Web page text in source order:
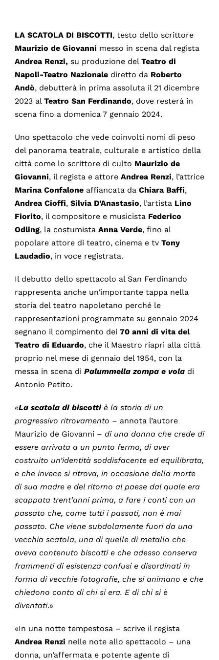
LA SCATOLA DI BISCOTTI, testo dello scrittore
Maurizio de Giovanni messo in scena dal regista
Andrea Renzi, su produzione del Teatro di
Napoli-Teatro Nazionalediretto daRoberto
Andò, debutterà in prima assoluta il 21 dicembre
2023 al Teatro San Ferdinando, dove resterà in
scena fino a domenica 7 gennaio 2024.
Uno spettacolo che vede coinvolti nomi di peso
del panorama teatrale, culturale e artistico della
città come lo scrittore di culto Maurizio de
Giovanni, il regista e attore Andrea Renzi, l’attrice
Marina Confaloneaffiancata da Chiara Baffi,
Andrea Cioffi, Silvia D’Anastasio, l’artista Lino
Fiorito, il compositore e musicista Federico
Odling, la costumista Anna Verde, fino al
popolare attore di teatro, cinema e tv Tony
Laudadio, in voce registrata.
Il debutto dello spettacolo al San Ferdinando
rappresenta anche un’importante tappa nella
storia del teatro napoletano perché le
rappresentazioni programmate su gennaio 2024
segnano il compimento dei 70 anni di vita del
Teatro di Eduardo, che il Maestro riaprì alla città
proprio nel mese di gennaio del 1954, con la
messa in scena di Palummella zompa e voladi
Antonio Petito.
«La scatola di biscotti è la storia di un
progressivo ritrovamento – annota l’autore
Maurizio de Giovanni – di una donna che crede di
essere arrivata a un punto fermo, di aver
costruito un’identità soddisfacente ed equilibrata,
e che invece si ritrova, in occasione della morte
di sua madre e del ritorno al paese dal quale era
scappata trent’anni prima, a fare i conti con un
passato che, come tutti i passati, non è mai
passato. Che viene subdolamente fuori da una
vecchia scatola, una di quelle di metallo che
aveva contenuto biscotti e che adesso conserva
frammenti di esistenza confusi e disordinati in
forma di vecchie fotografie, che si animano e che
chiedono conto di chi si era. E di chi si è
diventati.»
«In una notte tempestosa – scrive il regista
Andrea Renzi nelle note allo spettacolo – una
donna, un’affermata e potente agente di